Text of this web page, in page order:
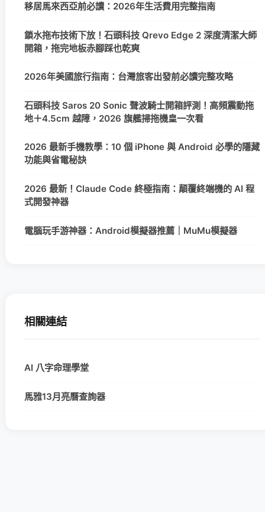
移居馬來西亞前必讀：2026年生活費用完整指南
鎖水拖布技術下放！石頭科技 Qrevo Edge 2 深度清潔大師
開箱，拖完地板赤腳踩也乾爽
2026年美國旅行指南：台灣旅客出發前必讀完整攻略
石頭科技 Saros 20 Sonic 聲波騎士開箱評測！高頻震動拖
地＋4.5cm 越障，2026 旗艦掃拖機皇一次看
2026 最新手機教學：10 個 iPhone 與 Android 必學的隱藏
功能與省電秘訣
2026 最新！Claude Code 終極指南：顛覆終端機的 AI 程
式開發神器
電腦玩手游神器：Android模擬器推薦｜MuMu模擬器
相關連結
AI 八字命理學堂
馬雅13月亮曆查詢器